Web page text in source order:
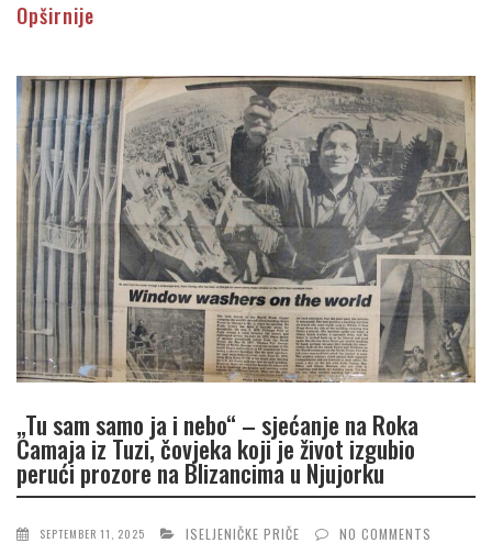
Opširnije
„Tu sam samo ja i nebo“ – sjećanje na Roka
Camaja iz Tuzi, čovjeka koji je život izgubio
perući prozore na Blizancima u Njujorku
SEPTEMBER 11, 2025 ISELJENIČKE PRIČE NO COMMENTS